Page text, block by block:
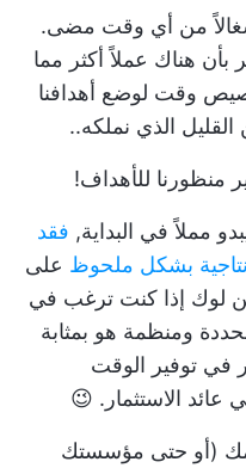
من أي وقت مضى.
هناك عملاً أكثر مما
وقت لوضع أهدافنا
الذي نملكه..
منظورنا للأهداف!
مملاً في البداية, فقد
بشكل ملحوظ على
لوك إذا كنت ترغب في
ومنظمة هو بمثابة
في توفير الوقت
عائد الاستثمار. 😉
(أو حتى مؤسستك